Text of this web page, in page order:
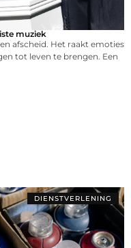
muziek
afscheid. Het raakt emoties
tot leven te brengen. Een
DIENSTVERLENING